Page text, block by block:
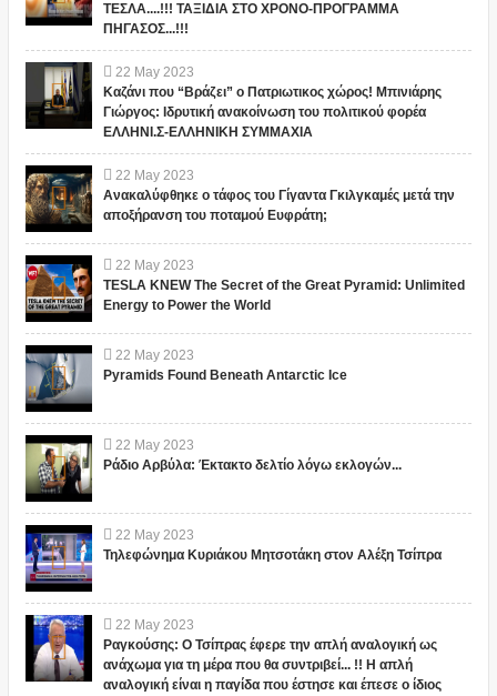
ΤΕΣΛΑ....!!! ΤΑΞΙΔΙΑ ΣΤΟ ΧΡΟΝΟ-ΠΡΟΓΡΑΜΜΑ
ΠΗΓΑΣΟΣ...!!!
22 May 2023
Καζάνι που “Βράζει” ο Πατριωτικος χώρος! Μπινιάρης
Γιώργος: Ιδρυτική ανακοίνωση του πολιτικού φορέα
ΕΛΛΗΝΙ.Σ-ΕΛΛΗΝΙΚΗ ΣΥΜΜΑΧΙΑ
22 May 2023
Ανακαλύφθηκε ο τάφος του Γίγαντα Γκιλγκαμές μετά την
αποξήρανση του ποταμού Ευφράτη;
22 May 2023
TESLA KNEW The Secret of the Great Pyramid: Unlimited
Energy to Power the World
22 May 2023
Pyramids Found Beneath Antarctic Ice
22 May 2023
Ράδιο Αρβύλα: Έκτακτο δελτίο λόγω εκλογών...
22 May 2023
Τηλεφώνημα Κυριάκου Μητσοτάκη στον Αλέξη Τσίπρα
22 May 2023
Ραγκούσης: Ο Τσίπρας έφερε την απλή αναλογική ως
ανάχωμα για τη μέρα που θα συντριβεί... !! Η απλή
αναλογική είναι η παγίδα που έστησε και έπεσε ο ίδιος